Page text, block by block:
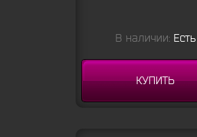
В наличии: Есть
КУПИТЬ